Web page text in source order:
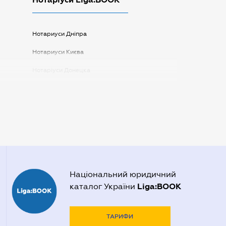
Нотариуси Дніпра
Нотариуси Києва
Національний юридичний
каталог України Liga:BOOK
ТАРИФИ